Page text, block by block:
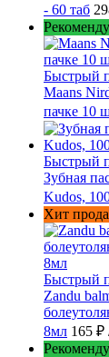
- 60 таб
Быстрый
Maans
пачке 10
Быстрый
Зубная
Kudos,
Хит
Быстрый
Zandu
8мл 165 ₽